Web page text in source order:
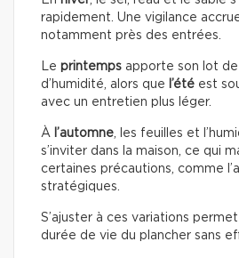
rapidement. Une vigilance
notamment près des entrées.
Le printemps apporte son lot
d’humidité, alors que l’été est
avec un entretien plus léger.
À l’automne , les feuilles et
s’inviter dans la maison, ce qui
certaines précautions, comme
stratégiques.
S’ajuster à ces variations
durée de vie du plancher sans